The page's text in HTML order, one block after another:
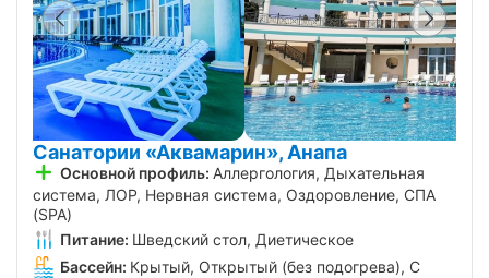
Санатории «Аквамарин», Анапа
Основной профиль: Аллергология, Дыхательная
система, ЛОР, Нервная система, Оздоровление, СПА
(SPA)
Питание: Шведский стол, Диетическое
Бассейн: Крытый, Открытый (без подогрева), С